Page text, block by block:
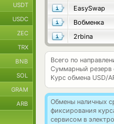
EasySwap
Вобменка
2rbina
Всего по
Суммарный резерв
Курс обмена USD/
Обмены наличных
фиксирования
сервисом в
USDT
USDC
ZEC
TRX
BNB
SOL
GRAM
ARB